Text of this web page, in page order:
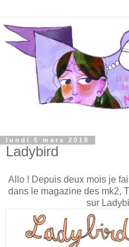
lundi 5 mars 2018
Ladybird
Allo ! Depuis deux mois je
dans le magazine des mk2,
sur